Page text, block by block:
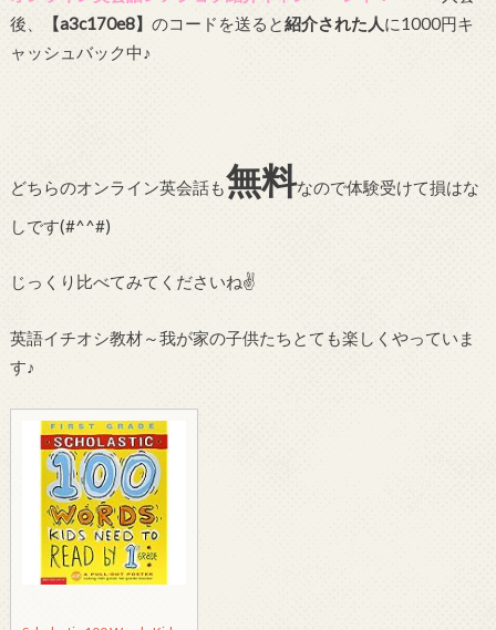
後、
【a3c170e8】 のコードを送ると紹介された人に1000円キ
ャッシュバック中♪
どちらのオンライン英会話も無料なので体験受けて損はな
しです(#^^#)
じっくり比べてみてくださいね✌
英語イチオシ教材～我が家の子供たちとても楽しくやっていま
す♪